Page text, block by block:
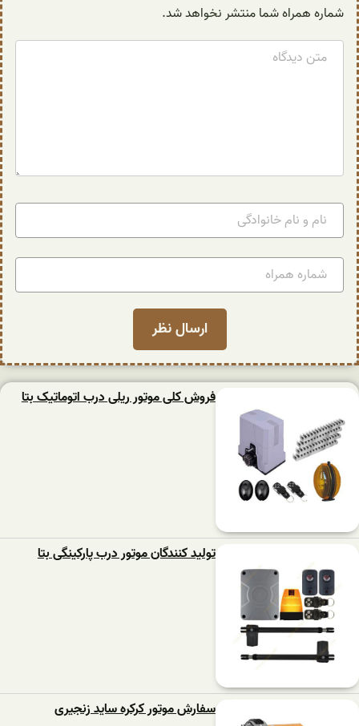
شماره همراه شما منتشر نخواهد شد.
فروش کلی موتور ریلی درب اتوماتیک بتا
تولید کنندگان موتور درب پارکینگی بتا
سفارش موتور کرکره ساید زنجیری